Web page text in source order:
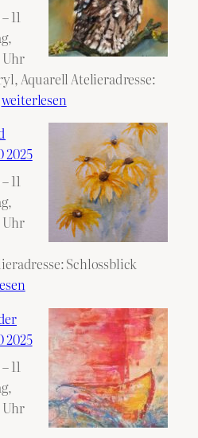
11
Uhr
Aquarell Atelieradresse:
21.
Dorothea
Marienheide
–
oAO
2025
weiterlesen
2025
11
Uhr
Schlossblick
2025
11
Uhr